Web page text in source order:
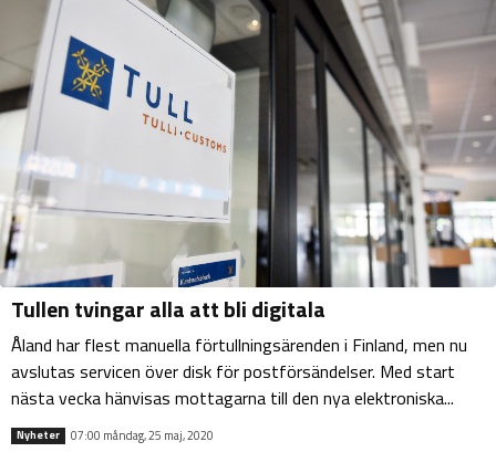
Tullen tvingar alla att bli digitala
Åland har flest manuella förtullningsärenden i Finland, men nu
avslutas servicen över disk för postförsändelser. Med start
nästa vecka hänvisas mottagarna till den nya elektroniska...
Nyheter 07:00 måndag, 25 maj, 2020